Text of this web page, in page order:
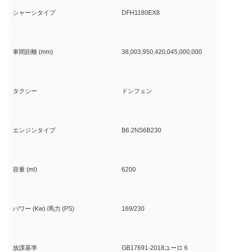
シャーシタイプ DFH1180EX8
車間距離 (mm) 38,003,950,420,045,000,000
タクシー ドンフェン
エンジンタイプ B6.2NS6B230
容量 (ml) 6200
パワー (Kw) /馬力 (PS) 169/230
放課基準 GB17691-2018ユーロ 6